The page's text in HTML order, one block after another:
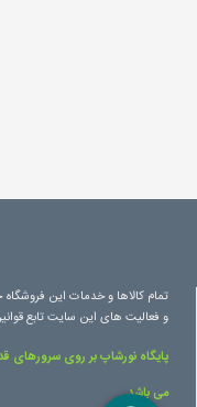
تمام کالاها و خدمات این
و فعالیت های این سایت تابع
پایگاه نورشاپ بر روی سرورهای
می باشد.